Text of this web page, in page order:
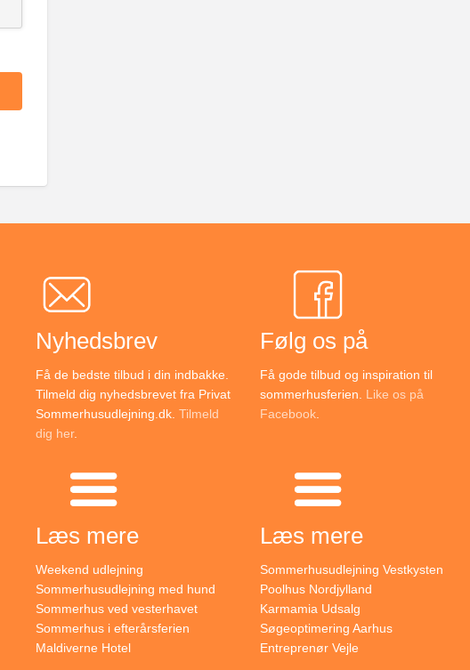
Nyhedsbrev
Få de bedste tilbud i din indbakke.
Tilmeld dig nyhedsbrevet fra Privat
Sommerhusudlejning.dk. Tilmeld
dig her.
Følg os på
Få gode tilbud og inspiration til
sommerhusferien. Like os på
Facebook.
Læs mere
Weekend udlejning
Sommerhusudlejning med hund
Sommerhus ved vesterhavet
Sommerhus i efterårsferien
Maldiverne Hotel
Læs mere
Sommerhusudlejning Vestkysten
Poolhus Nordjylland
Karmamia Udsalg
Søgeoptimering Aarhus
Entreprenør Vejle